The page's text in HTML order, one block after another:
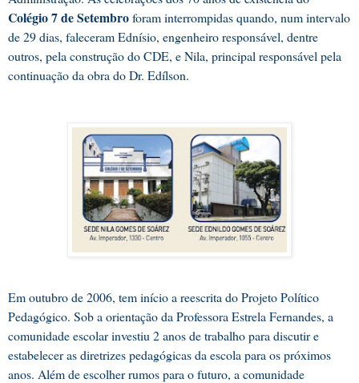
Colégio 7 de Setembroforam interrompidas quando, num intervalo
de 29 dias, faleceram Ednísio, engenheiro responsável, dentre
outros, pela construção do CDE, e Nila, principal responsável pela
continuação da obra do Dr. Edílson.
Em outubro de 2006, tem início a reescrita do Projeto Político
Pedagógico. Sob a orientação da Professora Estrela Fernandes, a
comunidade escolar investiu 2 anos de trabalho para discutir e
estabelecer as diretrizes pedagógicas da escola para os próximos
anos. Além de escolher rumos para o futuro, a comunidade